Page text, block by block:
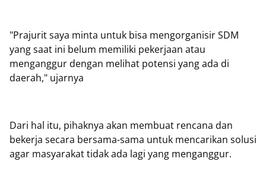
"Prajurit saya minta untuk bisa mengorganisir SDM
yang saat ini belum memiliki pekerjaan atau
menganggur dengan melihat potensi yang ada di
daerah," ujarnya
Dari hal itu, pihaknya akan membuat rencana dan
bekerja secara bersama-sama untuk mencarikan solusi
agar masyarakat tidak ada lagi yang menganggur.